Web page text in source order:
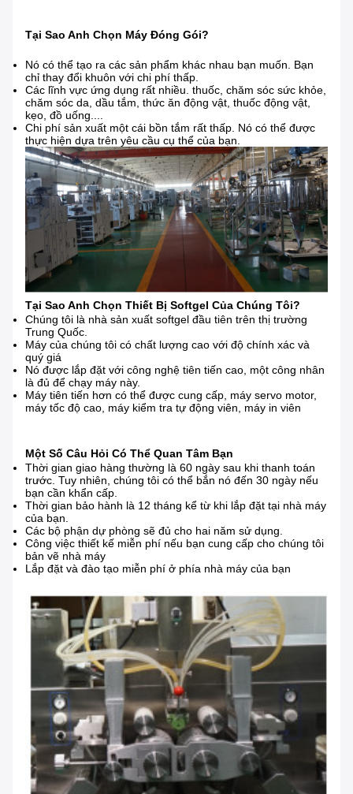
Tại Sao Anh Chọn Máy Đóng Gói?
Nó có thể tạo ra các sản phẩm khác nhau bạn muốn. Bạn
chỉ thay đổi khuôn với chi phí thấp.
Các lĩnh vực ứng dụng rất nhiều. thuốc, chăm sóc sức khỏe,
chăm sóc da, dầu tắm, thức ăn động vật, thuốc động vật,
kẹo, đồ uống....
Chi phí sản xuất một cái bồn tắm rất thấp. Nó có thể được
thực hiện dựa trên yêu cầu cụ thể của bạn.
Tại Sao Anh Chọn Thiết Bị Softgel Của Chúng Tôi?
Chúng tôi là nhà sản xuất softgel đầu tiên trên thị trường
Trung Quốc.
Máy của chúng tôi có chất lượng cao với độ chính xác và
quý giá
Nó được lắp đặt với công nghệ tiên tiến cao, một công nhân
là đủ để chạy máy này.
Máy tiên tiến hơn có thể được cung cấp, máy servo motor,
máy tốc độ cao, máy kiểm tra tự động viên, máy in viên
Một Số Câu Hỏi Có Thể Quan Tâm Bạn
Thời gian giao hàng thường là 60 ngày sau khi thanh toán
trước. Tuy nhiên, chúng tôi có thể bắn nó đến 30 ngày nếu
bạn cần khẩn cấp.
Thời gian bảo hành là 12 tháng kể từ khi lắp đặt tại nhà máy
của bạn.
Các bộ phận dự phòng sẽ đủ cho hai năm sử dụng.
Công việc thiết kế miễn phí nếu bạn cung cấp cho chúng tôi
bản vẽ nhà máy
Lắp đặt và đào tạo miễn phí ở phía nhà máy của bạn